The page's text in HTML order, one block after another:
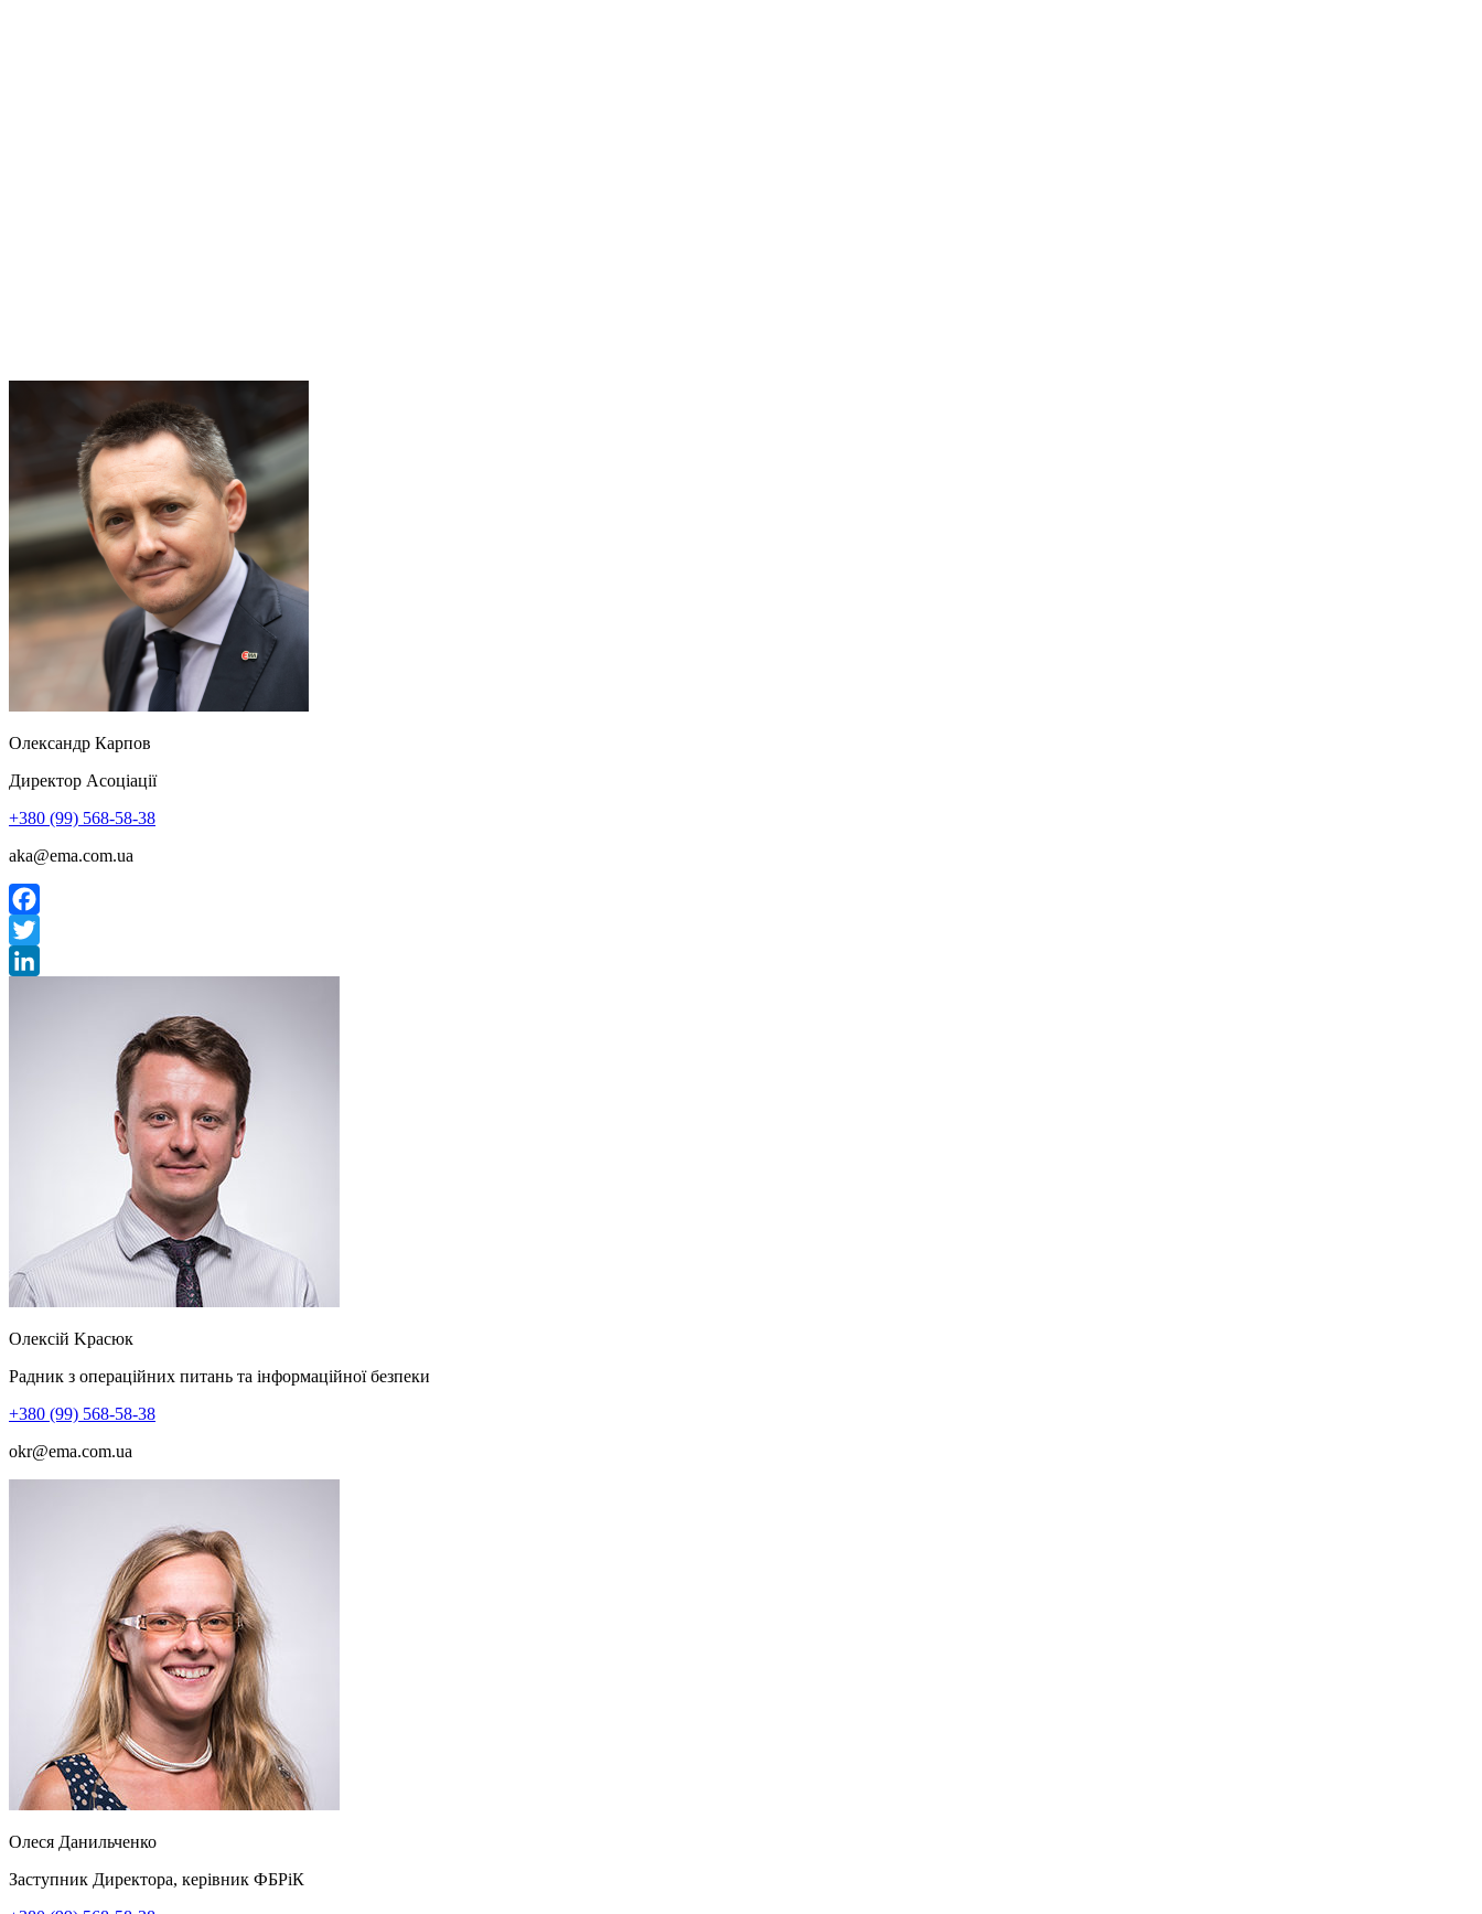
Олександр Карпов
Директор Асоціації
+380 (99) 568-58-38
aka@ema.com.ua
Facebook
Twitter
Oлeксiй Kpaсюк
Радник з операційних питань та інформаційної безпеки
+380 (99) 568-58-38
okr@ema.com.ua
Олеся Данильченко
Заступник Директора, керівник ФБРіК